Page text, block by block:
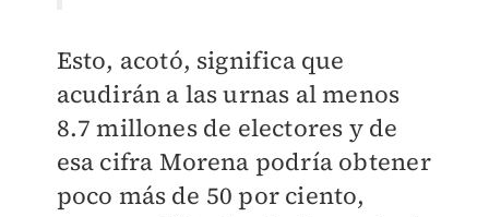
Esto, acotó, significa que
acudirán a las urnas al menos
8.7 millones de electores y de
esa cifra Morena podría obtener
poco más de 50 por ciento,